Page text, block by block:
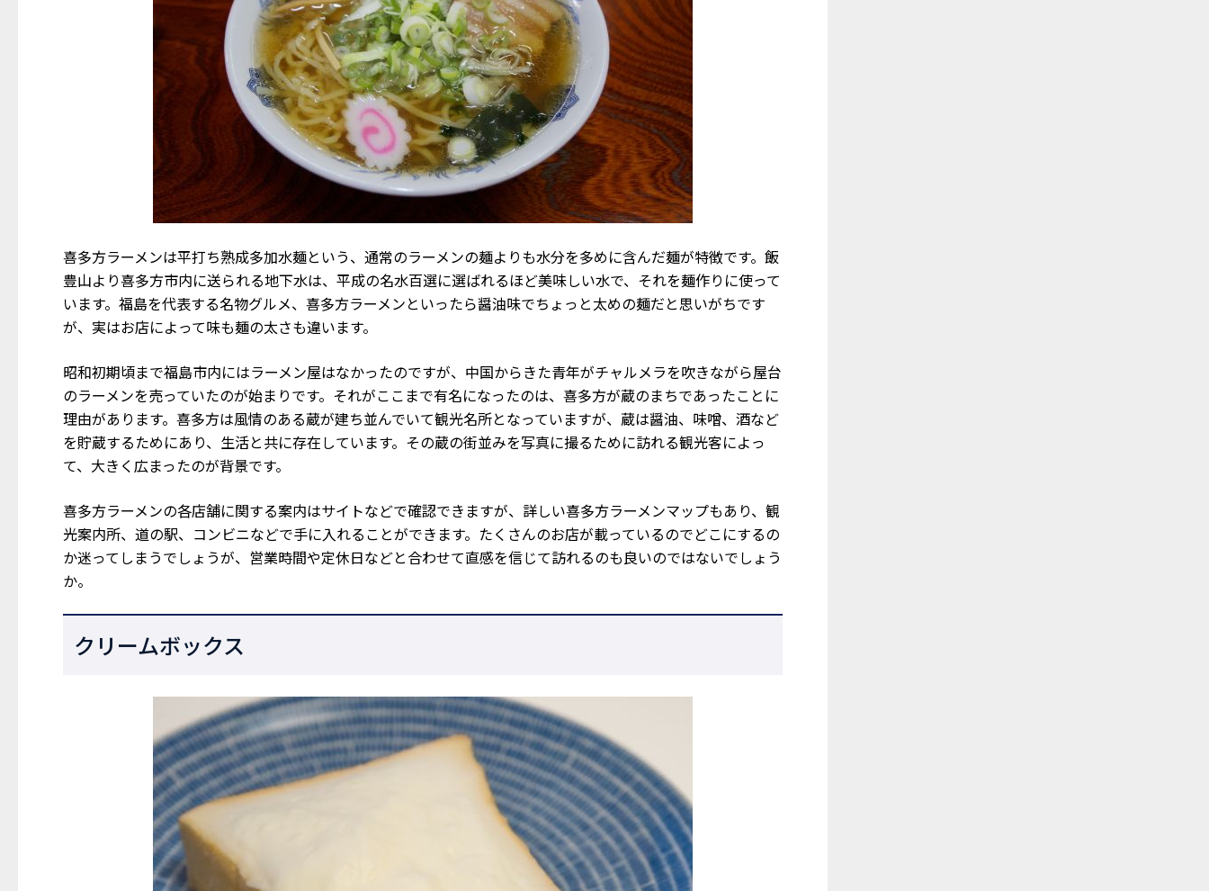
喜多方ラーメンは平打ち熟成多加水麺という、通常のラーメンの麺よりも水分を多めに含んだ麺が特徴です。飯
豊山より喜多方市内に送られる地下水は、平成の名水百選に選ばれるほど美味しい水で、それを麺作りに使って
います。福島を代表する名物グルメ、喜多方ラーメンといったら醤油味でちょっと太めの麺だと思いがちです
が、実はお店によって味も麺の太さも違います。
昭和初期頃まで福島市内にはラーメン屋はなかったのですが、中国からきた青年がチャルメラを吹きながら屋台
のラーメンを売っていたのが始まりです。それがここまで有名になったのは、喜多方が蔵のまちであったことに
理由があります。喜多方は風情のある蔵が建ち並んでいて観光名所となっていますが、蔵は醤油、味噌、酒など
を貯蔵するためにあり、生活と共に存在しています。その蔵の街並みを写真に撮るために訪れる観光客によっ
て、大きく広まったのが背景です。
喜多方ラーメンの各店舗に関する案内はサイトなどで確認できますが、詳しい喜多方ラーメンマップもあり、観
光案内所、道の駅、コンビニなどで手に入れることができます。たくさんのお店が載っているのでどこにするの
か迷ってしまうでしょうが、営業時間や定休日などと合わせて直感を信じて訪れるのも良いのではないでしょう
か。
クリームボックス